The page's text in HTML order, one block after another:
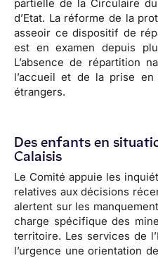
partielle de la Circulaire
d’Etat. La réforme de la
asseoir ce dispositif de
est en examen depuis
L’absence de répartition
l’accueil et de la prise
étrangers.
Des enfants en
Calaisis
Le Comité appuie les
relatives aux décisions
alertent sur les
charge spécifique des
territoire. Les services de
l’urgence une orientation